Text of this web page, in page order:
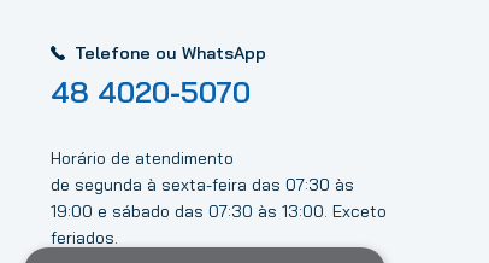
Telefone ou WhatsApp
48 4020-5070
Horário de atendimento
de segunda à sexta-feira das 07:30 às
19:00 e sábado das 07:30 às 13:00. Exceto
feriados.